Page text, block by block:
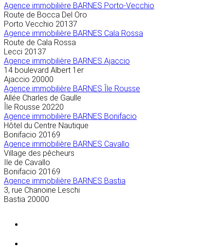
Agence immobilière BARNES Porto-Vecchio
Route de Bocca Del Oro
Porto Vecchio 20137
Agence immobilière BARNES Cala Rossa
Route de Cala Rossa
Lecci 20137
Agence immobilière BARNES Ajaccio
14 boulevard Albert 1er
Ajaccio 20000
Agence immobilière BARNES Île Rousse
Allée Charles de Gaulle
Île Rousse 20220
Agence immobilière BARNES Bonifacio
Hôtel du Centre Nautique
Bonifacio 20169
Agence immobilière BARNES Cavallo
Village des pêcheurs
Ile de Cavallo
Bonifacio 20169
Agence immobilière BARNES Bastia
3, rue Chanoine Leschi
Bastia 20000